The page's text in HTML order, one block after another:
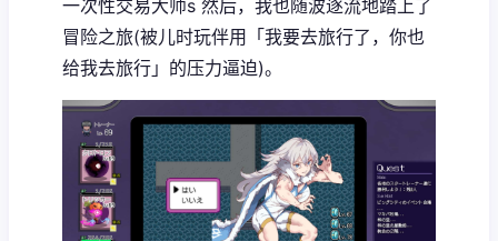
一次性交易大师s 然后，我也随波逐流地踏上了
冒险之旅(被儿时玩伴用「我要去旅行了，你也
给我去旅行」的压力逼迫)。